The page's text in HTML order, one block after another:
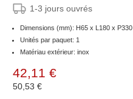
1-3 jours ouvrés
Dimensions (mm): H65 x L180 x P330
Unités par paquet: 1
Matériau extérieur: inox
42,11 €
50,53 €